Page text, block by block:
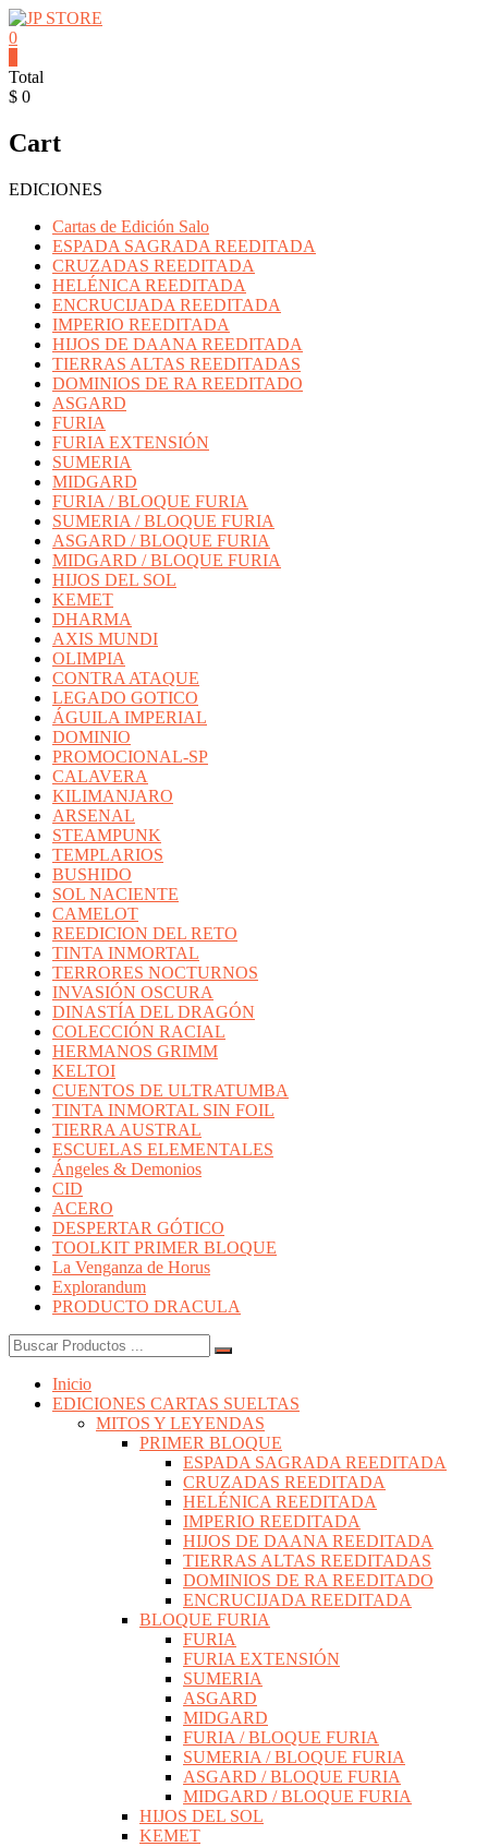
Saltar
contenido
STORE
al
de
Mitos
Leyendas
Productos
Pokemon
0
Total
$ 0
Cart
EDICIONES
Cartas de Edición Salo
ESPADA SAGRADA REEDITADA
CRUZADAS REEDITADA
HELÉNICA REEDITADA
ENCRUCIJADA REEDITADA
IMPERIO REEDITADA
HIJOS DE DAANA REEDITADA
TIERRAS ALTAS REEDITADAS
DOMINIOS DE RA REEDITADO
ASGARD
FURIA
FURIA EXTENSIÓN
SUMERIA
MIDGARD
FURIA / BLOQUE FURIA
SUMERIA / BLOQUE FURIA
ASGARD / BLOQUE FURIA
MIDGARD / BLOQUE FURIA
HIJOS DEL SOL
KEMET
DHARMA
AXIS MUNDI
OLIMPIA
CONTRA ATAQUE
LEGADO GOTICO
ÁGUILA IMPERIAL
DOMINIO
PROMOCIONAL-SP
CALAVERA
KILIMANJARO
ARSENAL
STEAMPUNK
TEMPLARIOS
BUSHIDO
SOL NACIENTE
CAMELOT
REEDICION DEL RETO
TINTA INMORTAL
TERRORES NOCTURNOS
INVASIÓN OSCURA
DINASTÍA DEL DRAGÓN
COLECCIÓN RACIAL
HERMANOS GRIMM
KELTOI
CUENTOS DE ULTRATUMBA
TINTA INMORTAL SIN FOIL
TIERRA AUSTRAL
ESCUELAS ELEMENTALES
Ángeles & Demonios
CID
ACERO
DESPERTAR GÓTICO
TOOLKIT PRIMER BLOQUE
La Venganza de Horus
Explorandum
PRODUCTO DRACULA
Buscar:
Inicio
EDICIONES CARTAS SUELTAS
MITOS Y LEYENDAS
PRIMER BLOQUE
ESPADA SAGRADA REEDITADA
CRUZADAS REEDITADA
HELÉNICA REEDITADA
IMPERIO REEDITADA
HIJOS DE DAANA REEDITADA
TIERRAS ALTAS REEDITADAS
DOMINIOS DE RA REEDITADO
ENCRUCIJADA REEDITADA
BLOQUE FURIA
FURIA
FURIA EXTENSIÓN
SUMERIA
ASGARD
MIDGARD
FURIA / BLOQUE FURIA
SUMERIA / BLOQUE FURIA
ASGARD / BLOQUE FURIA
MIDGARD / BLOQUE FURIA
HIJOS DEL SOL
KEMET